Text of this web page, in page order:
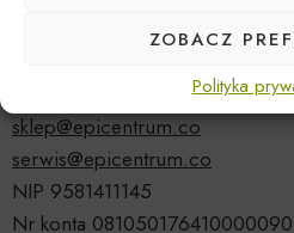
ZOBACZ
Polityka
ul. Druskiennicka 20a
sklep@epicentrum.co
serwis@epicentrum.co
NIP 9581411145
Nr konta